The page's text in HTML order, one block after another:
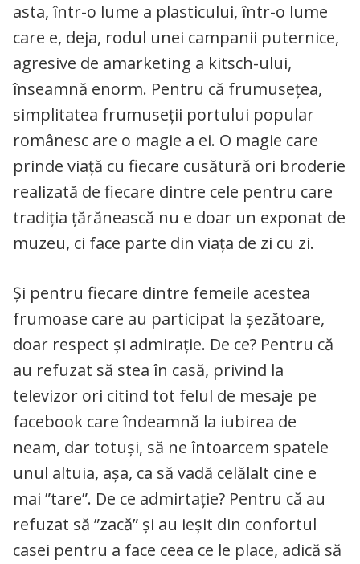
asta, într-o lume a plasticului, într-o lume
care e, deja, rodul unei campanii puternice,
agresive de amarketing a kitsch-ului,
înseamnă enorm. Pentru că frumusețea,
simplitatea frumuseții portului popular
românesc are o magie a ei. O magie care
prinde viață cu fiecare cusătură ori broderie
realizată de fiecare dintre cele pentru care
tradiția țărănească nu e doar un exponat de
muzeu, ci face parte din viața de zi cu zi.
Și pentru fiecare dintre femeile acestea
frumoase care au participat la șezătoare,
doar respect și admirație. De ce? Pentru că
au refuzat să stea în casă, privind la
televizor ori citind tot felul de mesaje pe
facebook care îndeamnă la iubirea de
neam, dar totuși, să ne întoarcem spatele
unul altuia, așa, ca să vadă celălalt cine e
mai ”tare”. De ce admirtație? Pentru că au
refuzat să ”zacă” și au ieșit din confortul
casei pentru a face ceea ce le place, adică să